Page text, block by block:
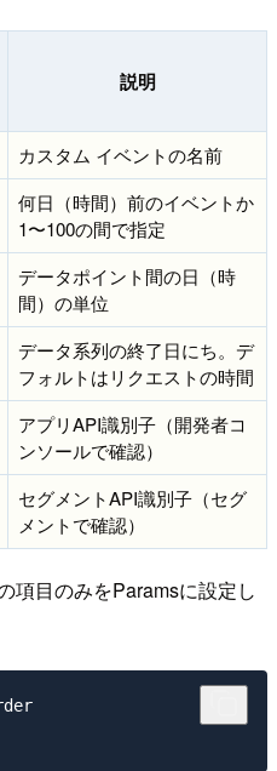
説明
カスタム イベントの名前
何日（時間）前のイベントか
1〜100の間で指定
データポイント間の日（時
間）の単位
データ系列の終了日にち。デ
フォルトはリクエストの時間
アプリAPI識別子（開発者コ
ンソールで確認）
セグメントAPI識別子（セグ
メントで確認）
項目のみをParamsに設定し